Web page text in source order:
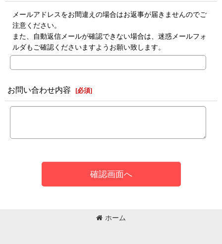
メールアドレスをお間違えの場合はお返事が届きませんのでご
注意ください。
また、自動返信メールが確認できない場合は、迷惑メールフォ
ルダもご確認くださいますようお願い致します。
お問い合わせ内容 [必須]
確認画面へ
ホーム